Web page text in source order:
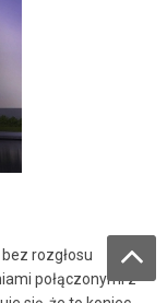
rozgłosu
połączonymi z